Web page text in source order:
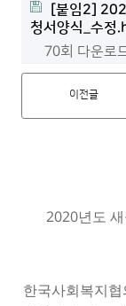
[붙임2]
청서양식_수정
70회 다운로
이전글
2020년도
한국사회복지